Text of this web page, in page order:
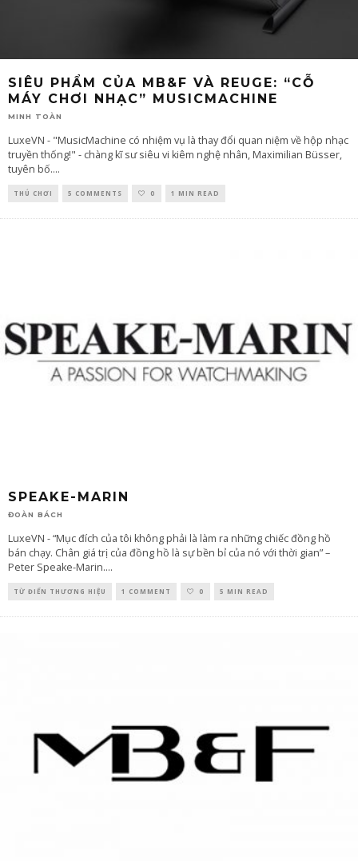
SIÊU PHẨM CỦA MB&F VÀ REUGE: “CỖ
MÁY CHƠI NHẠC” MUSICMACHINE
MINH TOÀN
LuxeVN - "MusicMachine có nhiệm vụ là thay đổi quan niệm về hộp nhạc
truyền thống!" - chàng kĩ sư siêu vi kiêm nghệ nhân, Maximilian Büsser,
tuyên bố....
THÚ CHƠI 5 COMMENTS 0 1 MIN READ
SPEAKE-MARIN
ĐOÀN BÁCH
LuxeVN - “Mục đích của tôi không phải là làm ra những chiếc đồng hồ
bán chạy. Chân giá trị của đồng hồ là sự bền bỉ của nó với thời gian” –
Peter Speake-Marin....
TỪ ĐIỂN THƯƠNG HIỆU 1 COMMENT 0 5 MIN READ